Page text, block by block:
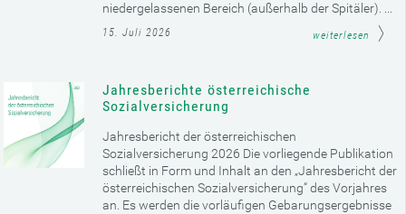
niedergelassenen Bereich (außerhalb der Spitäler). ...
15. Juli 2026 weiterlesen
Jahresberichte österreichische
Sozialversicherung
Jahresbericht der österreichischen
Sozialversicherung 2026 Die vorliegende Publikation
schließt in Form und Inhalt an den „Jahresbericht der
österreichischen Sozialversicherung“ des Vorjahres
an. Es werden die vorläufigen Gebarungsergebnisse